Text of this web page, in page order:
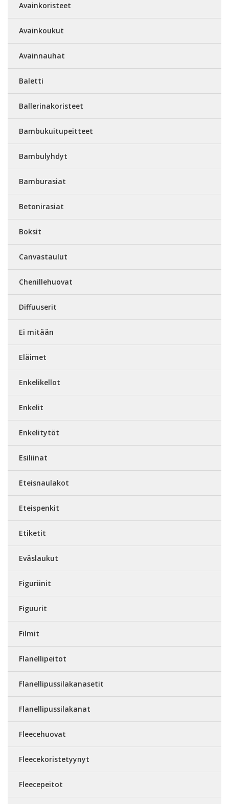
Avainkoristeet
Avainkoukut
Avainnauhat
Baletti
Ballerinakoristeet
Bambukuitupeitteet
Bambulyhdyt
Bamburasiat
Betonirasiat
Boksit
Canvastaulut
Chenillehuovat
Diffuuserit
Ei mitään
Eläimet
Enkelikellot
Enkelit
Enkelitytöt
Esiliinat
Eteisnaulakot
Eteispenkit
Etiketit
Eväslaukut
Figuriinit
Figuurit
Filmit
Flanellipeitot
Flanellipussilakanasetit
Flanellipussilakanat
Fleecehuovat
Fleecekoristetyynyt
Fleecepeitot